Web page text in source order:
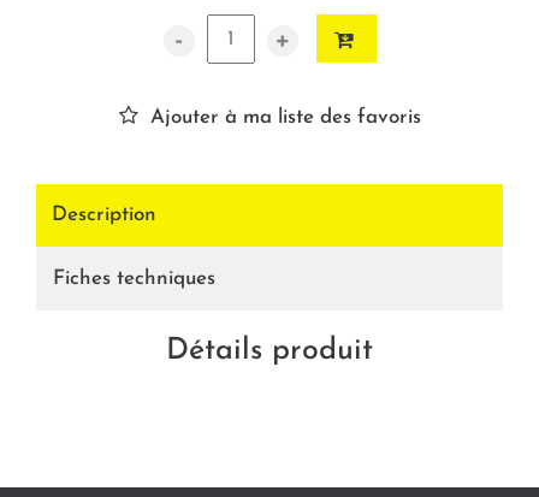
- +
Ajouter à ma liste des favoris
Description
Fiches techniques
Détails produit